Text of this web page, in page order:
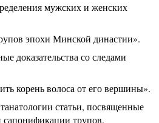
мужских и женских
эпохи Минской династии».
доказательства со следами
корень волоса от его вершины».
статьи, посвященные
трупов.